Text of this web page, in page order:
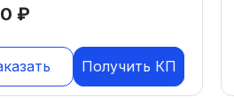
₽
Получить КП